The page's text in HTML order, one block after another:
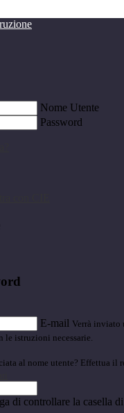
Nome Utente
Password
E-mail Verrà inviato
istruzioni necessarie.
al nome utente? Effettua il
di controllare la casella